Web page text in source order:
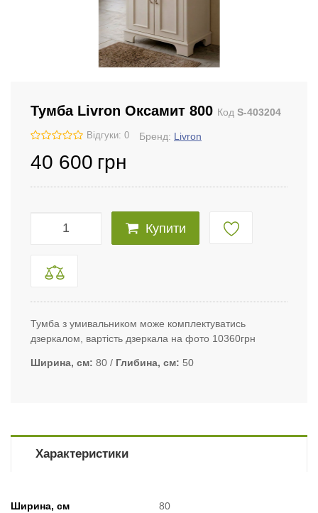
Тумба Livron Оксамит 800 Код S-403204
Відгуки: 0 Бренд: Livron
40 600 грн
Купити
Тумба з умивальником може комплектуватись
дзеркалом, вартість дзеркала на фото 10360грн
Ширина, см 80 Глибина, см 50
Характеристики
Ширина, см 80